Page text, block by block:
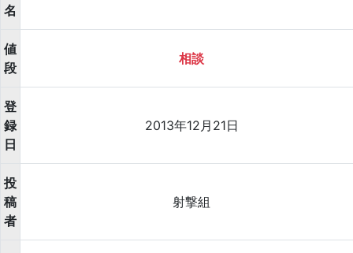
名
値
段
相談
登
録
日
2013年12月21日
投
稿
者
射撃組